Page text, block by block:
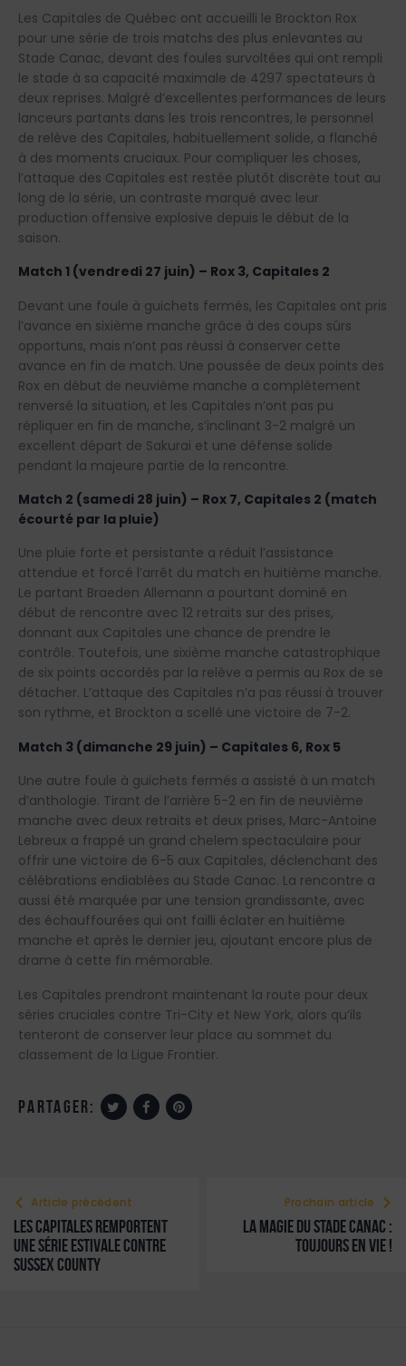
Les Capitales de Québec ont accueilli le Brockton Rox
pour une série de trois matchs des plus enlevantes au
Stade Canac, devant des foules survoltées qui ont rempli
le stade à sa capacité maximale de 4297 spectateurs à
deux reprises. Malgré d’excellentes performances de leurs
lanceurs partants dans les trois rencontres, le personnel
de relève des Capitales, habituellement solide, a flanché
à des moments cruciaux. Pour compliquer les choses,
l’attaque des Capitales est restée plutôt discrète tout au
long de la série, un contraste marqué avec leur
production offensive explosive depuis le début de la
saison.
Match 1 (vendredi 27 juin) – Rox 3, Capitales 2
Devant une foule à guichets fermés, les Capitales ont pris
l’avance en sixième manche grâce à des coups sûrs
opportuns, mais n’ont pas réussi à conserver cette
avance en fin de match. Une poussée de deux points des
Rox en début de neuvième manche a complètement
renversé la situation, et les Capitales n’ont pas pu
répliquer en fin de manche, s’inclinant 3-2 malgré un
excellent départ de Sakurai et une défense solide
pendant la majeure partie de la rencontre.
Match 2 (samedi 28 juin) – Rox 7, Capitales 2 (match
écourté par la pluie)
Une pluie forte et persistante a réduit l’assistance
attendue et forcé l’arrêt du match en huitième manche.
Le partant Braeden Allemann a pourtant dominé en
début de rencontre avec 12 retraits sur des prises,
donnant aux Capitales une chance de prendre le
contrôle. Toutefois, une sixième manche catastrophique
de six points accordés par la relève a permis au Rox de se
détacher. L’attaque des Capitales n’a pas réussi à trouver
son rythme, et Brockton a scellé une victoire de 7-2.
Match 3 (dimanche 29 juin) – Capitales 6, Rox 5
Une autre foule à guichets fermés a assisté à un match
d’anthologie. Tirant de l’arrière 5-2 en fin de neuvième
manche avec deux retraits et deux prises, Marc-Antoine
Lebreux a frappé un grand chelem spectaculaire pour
offrir une victoire de 6-5 aux Capitales, déclenchant des
célébrations endiablées au Stade Canac. La rencontre a
aussi été marquée par une tension grandissante, avec
des échauffourées qui ont failli éclater en huitième
manche et après le dernier jeu, ajoutant encore plus de
drame à cette fin mémorable.
Les Capitales prendront maintenant la route pour deux
séries cruciales contre Tri-City et New York, alors qu’ils
tenteront de conserver leur place au sommet du
classement de la Ligue Frontier.
partager:
Article précédent
Les Capitales remportent
une série estivale contre
Sussex County
Prochain article
La magie du stade Canac :
toujours en vie !